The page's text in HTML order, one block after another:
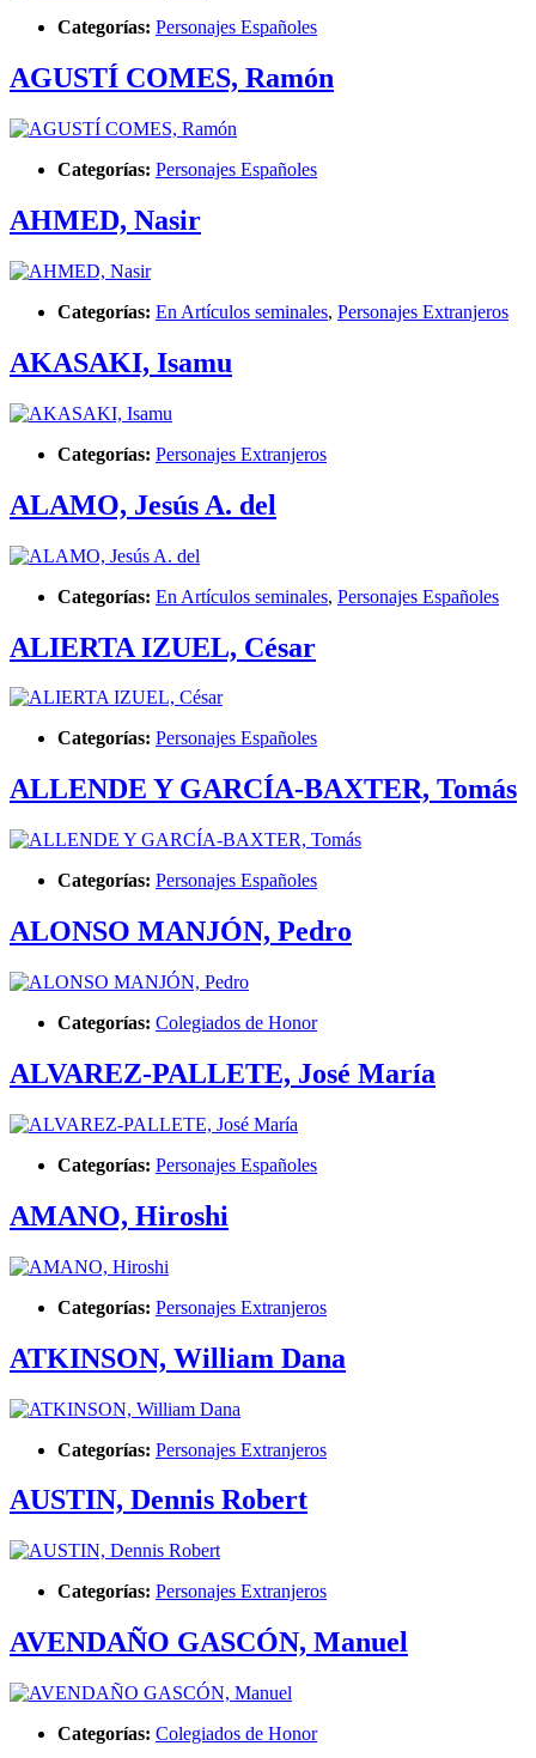
Categorías: Personajes Españoles
AGUSTÍ COMES, Ramón
Categorías: Personajes Españoles
AHMED, Nasir
Categorías: En Artículos seminales, Personajes Extranjeros
AKASAKI, Isamu
Categorías: Personajes Extranjeros
ALAMO, Jesús A. del
Categorías: En Artículos seminales, Personajes Españoles
ALIERTA IZUEL, César
Categorías: Personajes Españoles
ALLENDE Y GARCÍA-BAXTER, Tomás
Categorías: Personajes Españoles
ALONSO MANJÓN, Pedro
Categorías: Colegiados de Honor
ALVAREZ-PALLETE, José María
Categorías: Personajes Españoles
AMANO, Hiroshi
Categorías: Personajes Extranjeros
ATKINSON, William Dana
Categorías: Personajes Extranjeros
AUSTIN, Dennis Robert
Categorías: Personajes Extranjeros
AVENDAÑO GASCÓN, Manuel
Categorías: Colegiados de Honor